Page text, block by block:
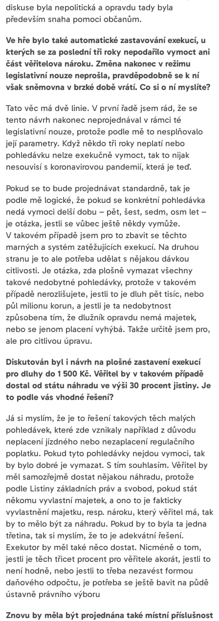
diskuse byla nepolitická a opravdu tady byla
především snaha pomoci občanům.
Ve hře bylo také automatické zastavování exekucí, u
kterých se za poslední tři roky nepodařilo vymoct ani
část věřitelova nároku. Změna nakonec v režimu
legislativní nouze neprošla, pravděpodobně se k ní
však sněmovna v brzké době vrátí. Co si o ní myslíte?
Tato věc má dvě linie. V první řadě jsem rád, že se
tento návrh nakonec neprojednával v rámci té
legislativní nouze, protože podle mě to nesplňovalo
její parametry. Když někdo tři roky neplatí nebo
pohledávku nelze exekučně vymoct, tak to nijak
nesouvisí s koronavirovou pandemií, která je teď.
Pokud se to bude projednávat standardně, tak je
podle mě logické, že pokud se konkrétní pohledávka
nedá vymoci delší dobu – pět, šest, sedm, osm let –
je otázka, jestli se vůbec ještě někdy vymůže.
V takovém případě jsem pro to zbavit se těchto
marných a systém zatěžujících exekucí. Na druhou
stranu je to ale potřeba udělat s nějakou dávkou
citlivosti. Je otázka, zda plošně vymazat všechny
takové nedobytné pohledávky, protože v takovém
případě nerozlišujete, jestli to je dluh pět tisíc, nebo
půl milionu korun, a jestli je ta nedobytnost
způsobena tím, že dlužník opravdu nemá majetek,
nebo se jenom placení vyhýbá. Takže určitě jsem pro,
ale pro citlivou úpravu.
Diskutován byl i návrh na plošné zastavení exekucí
pro dluhy do 1 500 Kč. Věřitel by v takovém případě
dostal od státu náhradu ve výši 30 procent jistiny. Je
to podle vás vhodné řešení?
Já si myslím, že je to řešení takových těch malých
pohledávek, které zde vznikaly například z důvodu
neplacení jízdného nebo nezaplacení regulačního
poplatku. Pokud tyto pohledávky nejdou vymoci, tak
by bylo dobré je vymazat. S tím souhlasím. Věřitel by
měl samozřejmě dostat nějakou náhradu, protože
podle Listiny základních práv a svobod, pokud stát
někomu vyvlastní majetek, a ono to je fakticky
vyvlastnění majetku, resp. nároku, který věřitel má, tak
by to mělo být za náhradu. Pokud by to byla ta jedna
třetina, tak si myslím, že to je adekvátní řešení.
Exekutor by měl také něco dostat. Nicméně o tom,
jestli je těch třicet procent pro věřitele akorát, jestli to
není hodně, nebo jestli to třeba nezavést formou
daňového odpočtu, je potřeba se ještě bavit na půdě
ústavně právního výboru
Znovu by měla být projednána také místní příslušnost